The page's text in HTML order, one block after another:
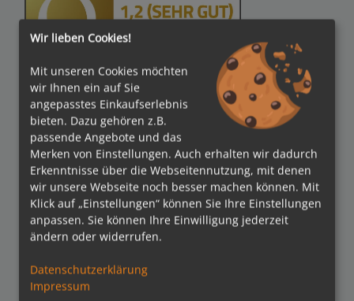
Verbände
Bezahlmethoden
kreuzfahrten.de APP
Folgen Sie uns
Wir lieben Cookies!
Mit unseren Cookies möchten
wir Ihnen ein auf Sie
angepasstes Einkaufserlebnis
bieten. Dazu gehören z.B.
passende Angebote und das
Merken von Einstellungen. Auch erhalten wir dadurch
Erkenntnisse über die Webseitennutzung, mit denen
wir unsere Webseite noch besser machen können. Mit
Klick auf „Einstellungen“ können Sie Ihre Einstellungen
anpassen. Sie können Ihre Einwilligung jederzeit
ändern oder widerrufen.
Datenschutzerklärung
Impressum